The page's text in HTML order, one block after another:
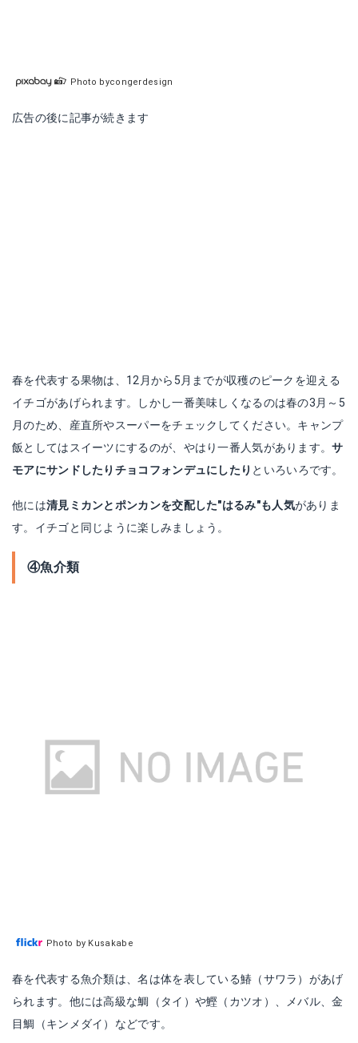
Photo bycongerdesign
広告の後に記事が続きます
春を代表する果物は、12月から5月までが収穫のピークを迎える
イチゴがあげられます。しかし一番美味しくなるのは春の3月～5
月のため、産直所やスーパーをチェックしてください。キャンプ
飯としてはスイーツにするのが、やはり一番人気があります。サ
モアにサンドしたりチョコフォンデュにしたり といろいろです。
他には清見ミカンとポンカンを交配した″はるみ″も人気がありま
す。イチゴと同じように楽しみましょう。
④魚介類
Photo by Kusakabe
春を代表する魚介類は、名は体を表している鰆（サワラ）があげ
られます。他には高級な鯛（タイ）や鰹（カツオ）、メバル、金
目鯛（キンメダイ）などです。